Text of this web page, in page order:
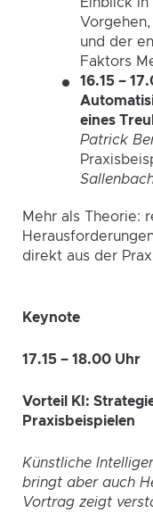
und der
Faktors
16.15 –
eines
Patrick
Mehr als Theorie:
direkt aus der
Keynote
17.15 – 18.00 Uhr
Vorteil KI:
Praxisbeispielen
Künstliche
bringt aber auch
Vortrag zeigt